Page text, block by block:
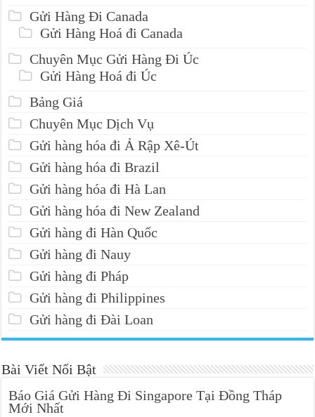
Gửi Hàng Đi Canada
Gửi Hàng Hoá đi Canada
Chuyên Mục Gửi Hàng Đi Úc
Gửi Hàng Hoá đi Úc
Bảng Giá
Chuyên Mục Dịch Vụ
Gửi hàng hóa đi Ả Rập Xê-Út
Gửi hàng hóa đi Brazil
Gửi hàng hóa đi Hà Lan
Gửi hàng hóa đi New Zealand
Gửi hàng đi Hàn Quốc
Gửi hàng đi Nauy
Gửi hàng đi Pháp
Gửi hàng đi Philippines
Gửi hàng đi Đài Loan
Bài Viết Nổi Bật
Báo Giá Gửi Hàng Đi Singapore Tại Đồng Tháp
Mới Nhất